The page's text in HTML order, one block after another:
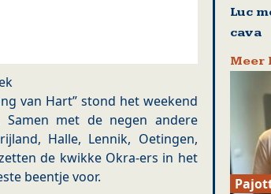
van Hart” stond het weekend
met de negen andere
Halle, Lennik, Oetingen,
de kwikke Okra-ers in het
beentje voor.
Luc
cava
Meer